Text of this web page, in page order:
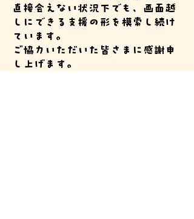
直接会えない状況下でも、画面越
しにできる支援の形を模索し続け
ています。
ご協力いただいた皆さまに感謝申
し上げます。